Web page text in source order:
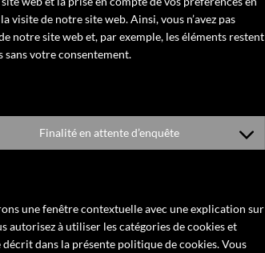
de notre site web. Ainsi, vous n’avez pas
notre site web et, par exemple, les éléments restent
sans votre consentement.
Finalité en attente d’enquête
to
une fenêtre contextuelle avec une explication sur
autorisez à utiliser les catégories de cookies et
dans la présente politique de cookies. Vous